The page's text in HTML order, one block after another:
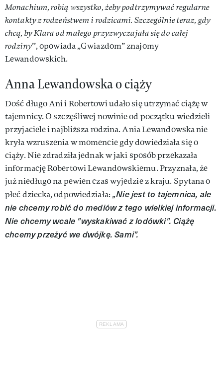
Monachium, robią wszystko, żeby podtrzymywać regularne
kontakty z rodzeństwem i rodzicami. Szczególnie teraz, gdy
chcą, by Klara od małego przyzwyczajała się do całej
rodziny’’, opowiada „Gwiazdom” znajomy
Lewandowskich.
Anna Lewandowska o ciąży
Dość długo Ani i Robertowi udało się utrzymać ciążę w
tajemnicy. O szczęśliwej nowinie od początku wiedzieli
przyjaciele i najbliższa rodzina. Ania Lewandowska nie
kryła wzruszenia w momencie gdy dowiedziała się o
ciąży. Nie zdradziła jednak w jaki sposób przekazała
informację Robertowi Lewandowskiemu. Przyznała, że
już niedługo na pewien czas wyjedzie z kraju. Spytana o
płeć dziecka, odpowiedziała: „Nie jest to tajemnica, ale
nie chcemy robić do mediów z tego wielkiej informacji.
Nie chcemy wcale "wyskakiwać z lodówki". Ciążę
chcemy przeżyć we dwójkę. Sami”.